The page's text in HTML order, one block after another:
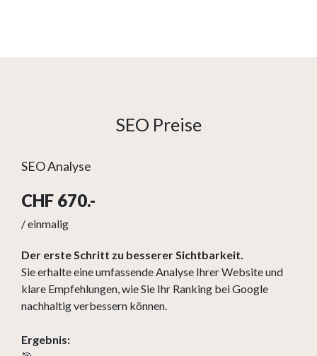
SEO Preise
SEO Analyse
CHF 670.-
/ einmalig
Der erste Schritt zu besserer Sichtbarkeit.
Sie erhalte eine umfassende Analyse Ihrer Website und
klare Empfehlungen, wie Sie Ihr Ranking bei Google
nachhaltig verbessern können.
Ergebnis: